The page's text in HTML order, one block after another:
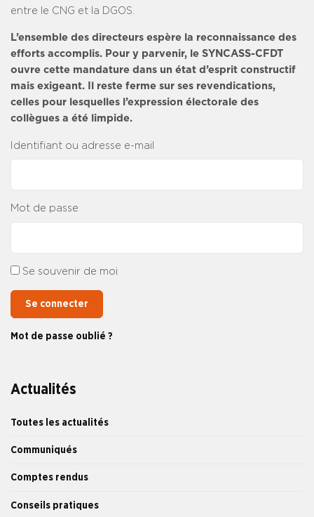
Actualités
Toutes les actualités
Communiqués
Comptes rendus
Conseils pratiques
entre le CNG et la DGOS.
L’ensemble des directeurs espère la reconnaissance des
efforts accomplis. Pour y parvenir, le SYNCASS-CFDT
ouvre cette mandature dans un état d’esprit constructif
mais exigeant. Il reste ferme sur ses revendications,
celles pour lesquelles l’expression électorale des
collègues a été limpide.
Identifiant ou adresse e-mail
Mot de passe
Se souvenir de moi
Se connecter
Mot de passe oublié ?